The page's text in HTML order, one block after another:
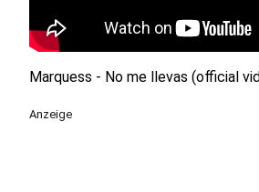
Marquess - No me llevas (official
Anzeige